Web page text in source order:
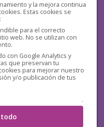
y la mejora continua
Estas cookies se
para el correcto
web. No se utilizan con
con Google Analytics y
que preservan tu
para mejorar nuestro
y/o publicación de tus
.